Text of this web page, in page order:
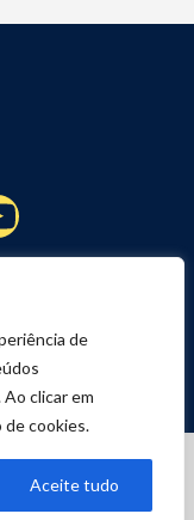
de
clicar em
de cookies.
Aceite tudo
POR
JOSEXAVIER.COM